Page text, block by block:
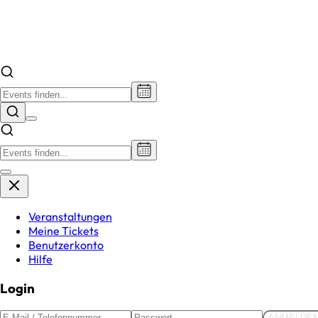
Veranstaltungen
Meine Tickets
Benutzerkonto
Hilfe
Login